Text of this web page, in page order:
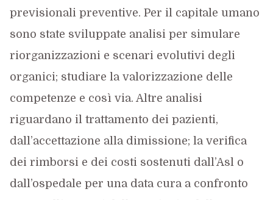
previsionali preventive. Per il capitale umano
sono state sviluppate analisi per simulare
riorganizzazioni e scenari evolutivi degli
organici; studiare la valorizzazione delle
competenze e così via. Altre analisi
riguardano il trattamento dei pazienti,
dall’accettazione alla dimissione; la verifica
dei rimborsi e dei costi sostenuti dall’Asl o
dall’ospedale per una data cura a confronto